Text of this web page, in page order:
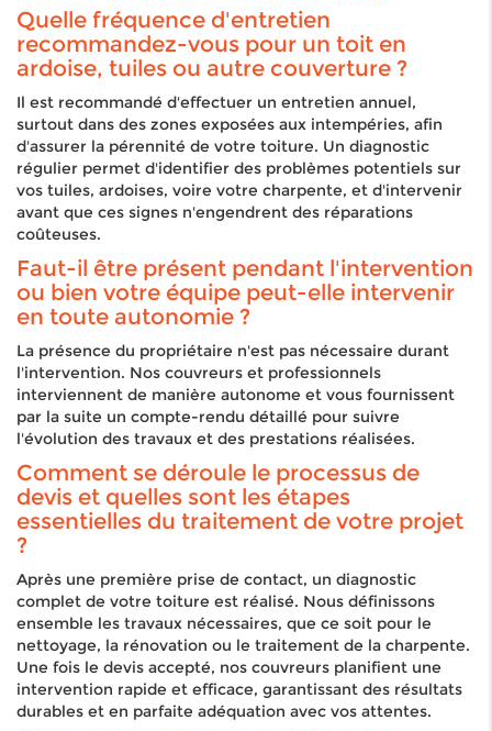
Quelle fréquence d'entretien
recommandez-vous pour un toit en
ardoise, tuiles ou autre couverture ?
Il est recommandé d'effectuer un entretien annuel,
surtout dans des zones exposées aux intempéries, afin
d'assurer la pérennité de votre toiture. Un diagnostic
régulier permet d'identifier des problèmes potentiels sur
vos tuiles, ardoises, voire votre charpente, et d'intervenir
avant que ces signes n'engendrent des réparations
coûteuses.
Faut-il être présent pendant l'intervention
ou bien votre équipe peut-elle intervenir
en toute autonomie ?
La présence du propriétaire n'est pas nécessaire durant
l'intervention. Nos couvreurs et professionnels
interviennent de manière autonome et vous fournissent
par la suite un compte-rendu détaillé pour suivre
l'évolution des travaux et des prestations réalisées.
Comment se déroule le processus de
devis et quelles sont les étapes
essentielles du traitement de votre projet
?
Après une première prise de contact, un diagnostic
complet de votre toiture est réalisé. Nous définissons
ensemble les travaux nécessaires, que ce soit pour le
nettoyage, la rénovation ou le traitement de la charpente.
Une fois le devis accepté, nos couvreurs planifient une
intervention rapide et efficace, garantissant des résultats
durables et en parfaite adéquation avec vos attentes.